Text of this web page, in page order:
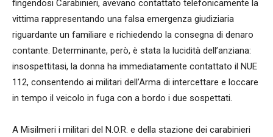
fingendosi Carabinieri, avevano contattato telefonicamente la
vittima rappresentando una falsa emergenza giudiziaria
riguardante un familiare e richiedendo la consegna di denaro
contante. Determinante, però, è stata la lucidità dell’anziana:
insospettitasi, la donna ha immediatamente contattato il NUE
112, consentendo ai militari dell’Arma di intercettare e loccare
in tempo il veicolo in fuga con a bordo i due sospettati.
A Misilmeri i militari del N.O.R. e della stazione dei carabinieri